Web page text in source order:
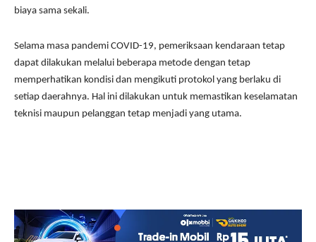
biaya sama sekali.
Selama masa pandemi COVID-19, pemeriksaan kendaraan tetap
dapat dilakukan melalui beberapa metode dengan tetap
memperhatikan kondisi dan mengikuti protokol yang berlaku di
setiap daerahnya. Hal ini dilakukan untuk memastikan keselamatan
teknisi maupun pelanggan tetap menjadi yang utama.